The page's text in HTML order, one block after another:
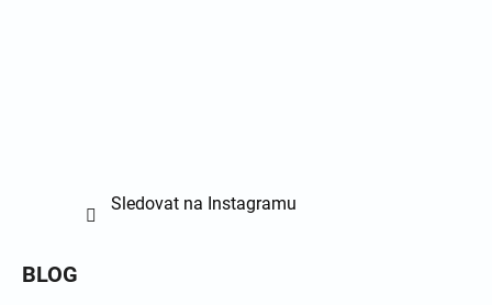
Sledovat na Instagramu
BLOG